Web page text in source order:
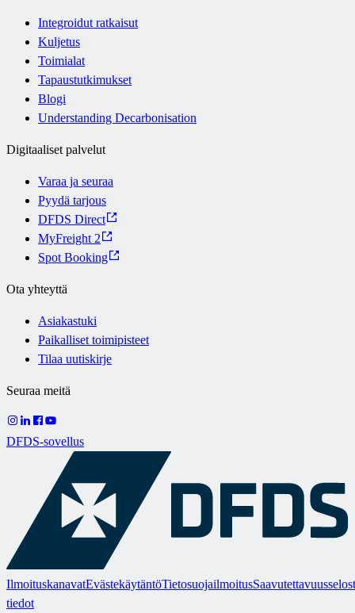
Integroidut ratkaisut
Kuljetus
Toimialat
Tapaustutkimukset
Blogi
Understanding Decarbonisation
Digitaaliset palvelut
Varaa ja seuraa
Pyydä tarjous
DFDS Direct
MyFreight 2
Spot Booking
Ota yhteyttä
Asiakastuki
Paikalliset toimipisteet
Tilaa uutiskirje
Seuraa meitä
DFDS-sovellus
IlmoituskanavatEvästekäytäntöTietosuojailmoitus
tiedot